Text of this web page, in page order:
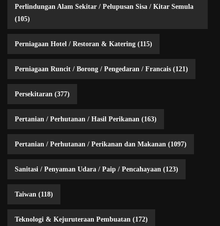
Perlindungan Alam Sekitar / Pelupusan Sisa / Kitar Semula
(105)
Perniagaan Hotel / Restoran & Katering (115)
Perniagaan Runcit / Borong / Pengedaran / Francais (121)
Persekitaran (377)
Pertanian / Perhutanan / Hasil Perikanan (163)
Pertanian / Perhutanan / Perikanan dan Makanan (1097)
Sanitasi / Penyaman Udara / Paip / Pencahayaan (123)
Taiwan (118)
Teknologi & Kejuruteraan Pembuatan (172)